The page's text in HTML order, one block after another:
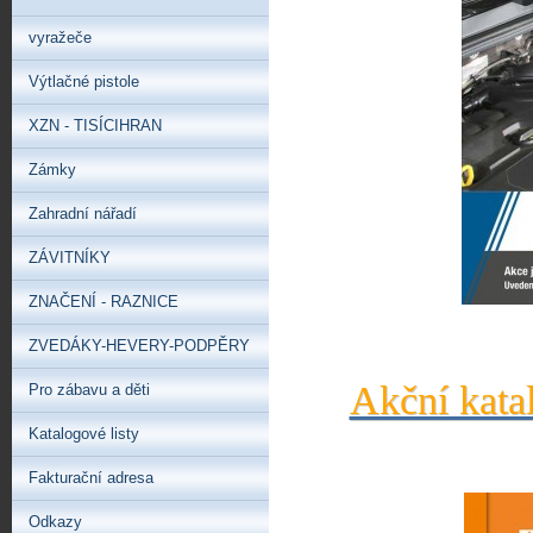
Akční
vyražeče
Výtlačné pistole
XZN - TISÍCIHRAN
Zámky
Zahradní nářadí
ZÁVITNÍKY
ZNAČENÍ - RAZNICE
ZVEDÁKY-HEVERY-PODPĚRY
Pro zábavu a děti
Katalogové listy
Fakturační adresa
Odkazy